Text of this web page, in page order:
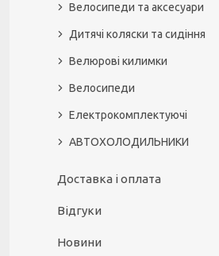
Велосипеди та аксесуари
Дитячі коляски та сидіння
Велюрові килимки
Велосипеди
Електрокомплектуючі
АВТОХОЛОДИЛЬНИКИ
Доставка і оплата
Відгуки
Новини